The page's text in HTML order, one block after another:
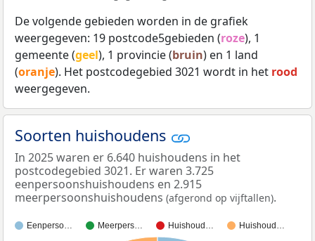
De volgende gebieden worden in de grafiek
weergegeven: 19 postcode5gebieden (roze), 1
gemeente (geel), 1 provincie (bruin) en 1 land
(oranje). Het postcodegebied 3021 wordt in het rood
weergegeven.
Soorten huishoudens
In 2025 waren er 6.640 huishoudens in het
postcodegebied 3021. Er waren 3.725
eenpersoonshuishoudens en 2.915
meerpersoonshuishoudens (afgerond op vijftallen).
Eenperso… Meerpers… Huishoud… Huishoud…